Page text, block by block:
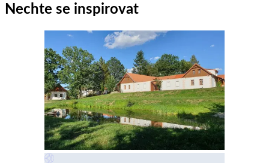
1
of
Nechte se inspirovat